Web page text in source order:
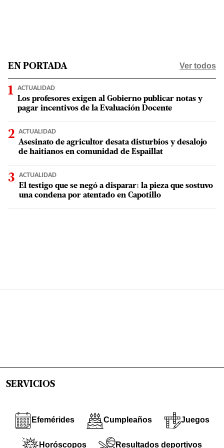
EN PORTADA Ver todos
ACTUALIDAD
Los profesores exigen al Gobierno publicar notas y
pagar incentivos de la Evaluación Docente
ACTUALIDAD
Asesinato de agricultor desata disturbios y desalojo
de haitianos en comunidad de Espaillat
ACTUALIDAD
El testigo que se negó a disparar: la pieza que sostuvo
una condena por atentado en Capotillo
SERVICIOS
Efemérides Cumpleaños Juegos
Horóscopos Resultados deportivos